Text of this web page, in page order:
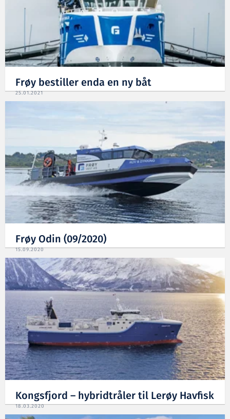
Frøy bestiller enda en ny båt
25.01.2021
Frøy Odin (09/2020)
15.09.2020
Kongsfjord – hybridtråler til Lerøy Havfisk
18.03.2020